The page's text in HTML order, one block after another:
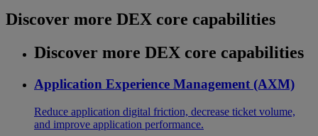
Discover more DEX core capabilities
Discover more DEX core capabilities
Application Experience Management (AXM)
Reduce application digital friction, decrease ticket volume,
and improve application performance.